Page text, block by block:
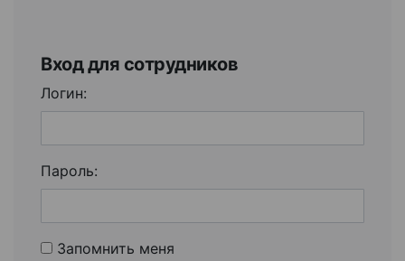
Вход для сотрудников
Логин:
Пароль:
Запомнить меня